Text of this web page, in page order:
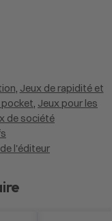
Jeux de rapidité et
Jeux pour les
de société
l'éditeur